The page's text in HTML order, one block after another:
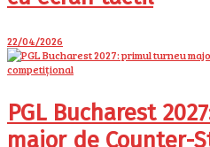
22/04/2026
PGL Bucharest
major de Counter-